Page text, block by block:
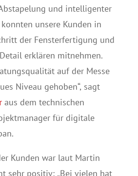
und intelligenter
unsere Kunden in
der Fensterfertigung und
erklären mitnehmen.
auf der Messe
Niveau gehoben“, sagt
aus dem technischen
für digitale
Kunden war laut Martin
sehr positiv: „Bei vielen hat